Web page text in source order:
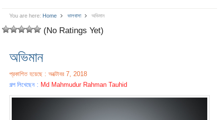
You are here: Home ভালবাসা অভিমান
(No Ratings Yet)
অভিমান
প্রকাশিত হয়েছে : অক্টোবর 7, 2018
গল্প লিখেছেন : Md Mahmudur Rahman Tauhid